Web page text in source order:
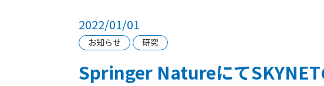
2022/01/01
お知らせ 研究
Springer Natureにて